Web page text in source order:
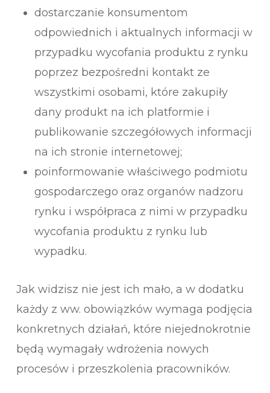
dostarczanie konsumentom
odpowiednich i aktualnych informacji w
przypadku wycofania produktu z rynku
poprzez bezpośredni kontakt ze
wszystkimi osobami, które zakupiły
dany produkt na ich platformie i
publikowanie szczegółowych informacji
na ich stronie internetowej;
poinformowanie właściwego podmiotu
gospodarczego oraz organów nadzoru
rynku i współpraca z nimi w przypadku
wycofania produktu z rynku lub
wypadku.
Jak widzisz nie jest ich mało, a w dodatku
każdy z ww. obowiązków wymaga podjęcia
konkretnych działań, które niejednokrotnie
będą wymagały wdrożenia nowych
procesów i przeszkolenia pracowników.